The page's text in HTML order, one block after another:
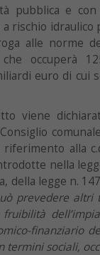
pubblica e con
rischio
alle norme
che occuperà
euro di cui
viene
alla
nella
della legge n.
prevedere altri
finanziario
termini sociali,